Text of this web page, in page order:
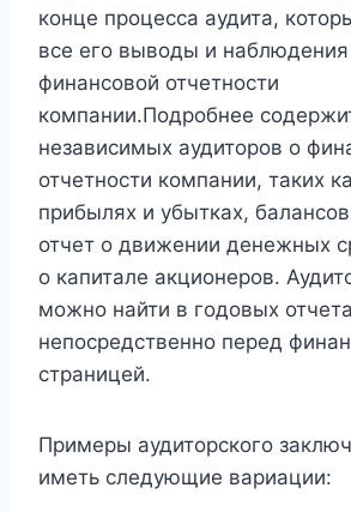
конце процесса аудита,
все его выводы и
финансовой отчетности
компании.Подробнее
независимых аудиторов о
отчетности компании, таких
прибылях и убытках,
отчет о движении денежных
о капитале акционеров.
можно найти в годовых
непосредственно перед
страницей.
Примеры аудиторского
иметь следующие вариации: